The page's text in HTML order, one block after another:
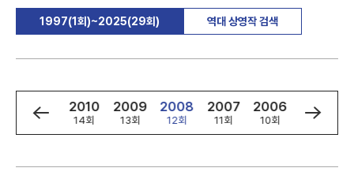
1997(1회)~2025(29회) 역대 상영작 검색
2011
15회
2010
14회
2009
13회
2008
12회
2007
11회
2006
10회
2005
9회